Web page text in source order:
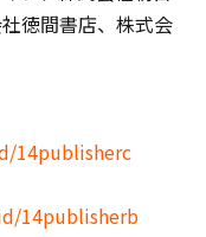
徳間書店、株式会
14publisherc
14publisherb